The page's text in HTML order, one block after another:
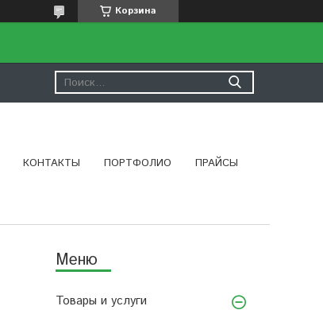
Корзина
КОНТАКТЫ ПОРТФОЛИО ПРАЙСЫ
Товары и услуги